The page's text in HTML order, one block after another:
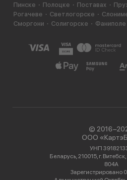
Пинске
Полоцке Поставах
Рогачеве
Светлогорске
Сморгони
Солигорске Фаниполе
©
ООО
УНП
Беларусь, 210015, г. Витебск,
804А
Зарегистрировано